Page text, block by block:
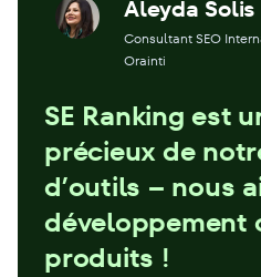
Aleyda Solis
Consultant SEO
Orainti
SE Ranking est
précieux de
d’outils – nous
développement
produits !